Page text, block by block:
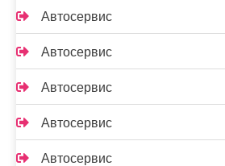
Автосервис
Автосервис
Автосервис
Автосервис
Автосервис